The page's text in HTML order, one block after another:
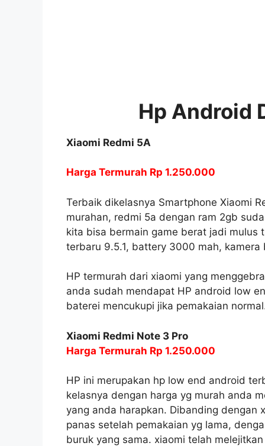
Hp Android
Xiaomi Redmi 5A
Harga Termurah Rp 1.250.000
Terbaik dikelasnya Smartphone Xiaomi
murahan, redmi 5a dengan ram 2gb
kita bisa bermain game berat jadi mulus
terbaru 9.5.1, battery 3000 mah, kamera
HP termurah dari xiaomi yang
anda sudah mendapat HP android low
baterei mencukupi jika pemakaian
Xiaomi Redmi Note 3 Pro
Harga Termurah Rp 1.250.000
HP ini merupakan hp low end android
kelasnya dengan harga yg murah anda
yang anda harapkan. Dibanding dengan
panas setelah pemakaian yg lama,
buruk yang sama. xiaomi telah